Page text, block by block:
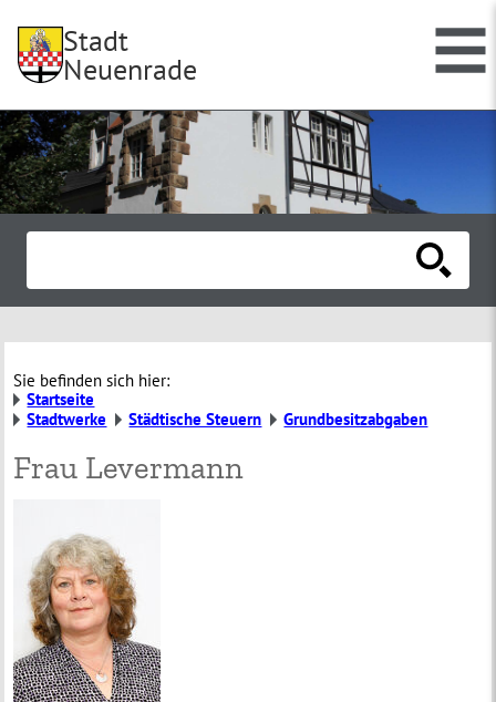
Stadt
Neuenrade
Sie befinden sich hier:
Startseite
Stadtwerke
Städtische Steuern Grundbesitzabgaben
Frau Levermann